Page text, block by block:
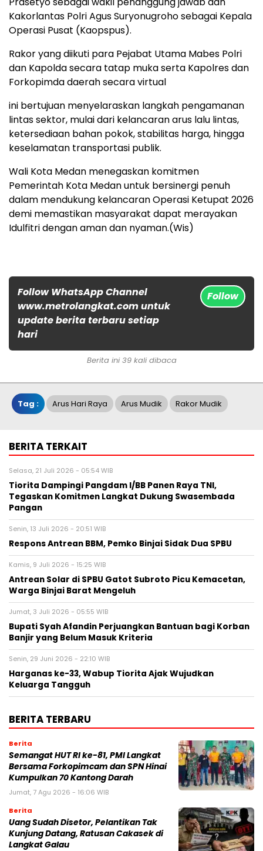
Kakorlantas Polri Agus Suryonugroho sebagai Kepala
Operasi Pusat (Kaopspus).
Rakor yang diikuti para Pejabat Utama Mabes Polri
dan Kapolda secara tatap muka serta Kapolres dan
Forkopimda daerah secara virtual
ini bertujuan menyelaraskan langkah pengamanan
lintas sektor, mulai dari kelancaran arus lalu lintas,
ketersediaan bahan pokok, stabilitas harga, hingga
keselamatan transportasi publik.
Wali Kota Medan menegaskan komitmen
Pemerintah Kota Medan untuk bersinergi penuh
dalam mendukung kelancaran Operasi Ketupat 2026
demi memastikan masyarakat dapat merayakan
Idulfitri dengan aman dan nyaman.(Wis)
Follow WhatsApp Channel
www.metrolangkat.com untuk
update berita terbaru setiap
hari
Follow
Berita ini 39 kali dibaca
Tag : Arus Hari Raya Arus Mudik Rakor Mudik
BERITA TERKAIT
Selasa, 21 Juli 2026 - 05:54 WIB
Tiorita Dampingi Pangdam I/BB Panen Raya TNI,
Tegaskan Komitmen Langkat Dukung Swasembada
Pangan
Senin, 13 Juli 2026 - 20:51 WIB
Respons Antrean BBM, Pemko Binjai Sidak Dua SPBU
Kamis, 9 Juli 2026 - 15:25 WIB
Antrean Solar di SPBU Gatot Subroto Picu Kemacetan,
Warga Binjai Barat Mengeluh
Jumat, 3 Juli 2026 - 05:55 WIB
Bupati Syah Afandin Perjuangkan Bantuan bagi Korban
Banjir yang Belum Masuk Kriteria
Senin, 29 Juni 2026 - 22:10 WIB
Harganas ke-33, Wabup Tiorita Ajak Wujudkan
Keluarga Tangguh
BERITA TERBARU
Berita
Semangat HUT RI ke-81, PMI Langkat
Bersama Forkopimcam dan SPN Hinai
Kumpulkan 70 Kantong Darah
Jumat, 7 Agu 2026 - 16:06 WIB
Berita
Uang Sudah Disetor, Pelantikan Tak
Kunjung Datang, Ratusan Cakasek di
Langkat Galau